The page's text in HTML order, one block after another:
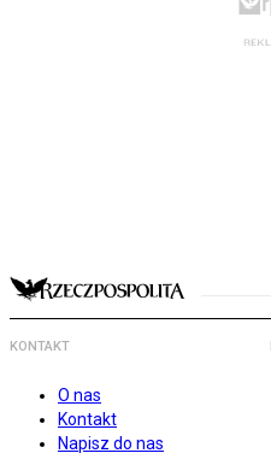
KONTAKT
O nas
Kontakt
Napisz do nas